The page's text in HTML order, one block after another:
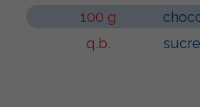
100 g
q.b.